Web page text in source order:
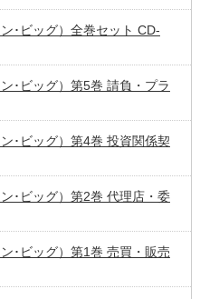
･ビッグ）全巻セット CD-
･ビッグ）第5巻 請負・プラ
･ビッグ）第4巻 投資関係契
･ビッグ）第2巻 代理店・委
･ビッグ）第1巻 売買・販売